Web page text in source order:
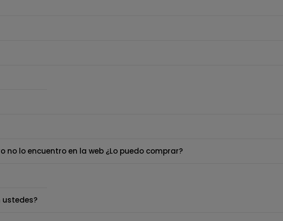
lo encuentro en la web ¿Lo puedo comprar?